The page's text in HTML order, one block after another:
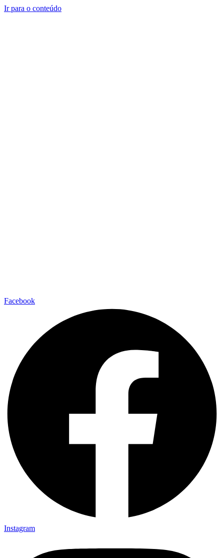
Ir para o conteúdo
Facebook
Instagram